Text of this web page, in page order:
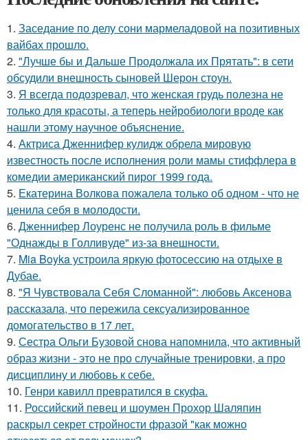
1. Заседание по делу сони мармеладовой на позитивных
вайбах прошло.
2. "Лучше бы и Дальше Продолжала их Прятать": в сети
обсудили внешность сыновей Шерон стоун.
3. Я всегда подозревал, что женская грудь полезна не
только для красоты, а теперь нейробиологи вроде как
нашли этому научное объяснение.
4. Актриса Дженнифер кулидж обрела мировую
известность после исполнения роли мамы стиффлера в
комедии американский пирог 1999 года.
5. Екатерина Волкова пожалела только об одном - что не
ценила себя в молодости.
6. Дженнифер Лоуренс не получила роль в фильме
"Однажды в Голливуде" из-за внешности.
7. Mia Boyka устроила яркую фотосессию на отдыхе в
Дубае.
8. "Я Чувствовала Себя Сломанной": любовь Аксенова
рассказала, что пережила сексуализированное
домогательство в 17 лет.
9. Сестра Ольги Бузовой снова напомнила, что активный
образ жизни - это не про случайные тренировки, а про
дисциплину и любовь к себе.
10. Генри кавилл превратился в скуфа.
11. Российский певец и шоумен Прохор Шаляпин
раскрыл секрет стройности фразой "как можно